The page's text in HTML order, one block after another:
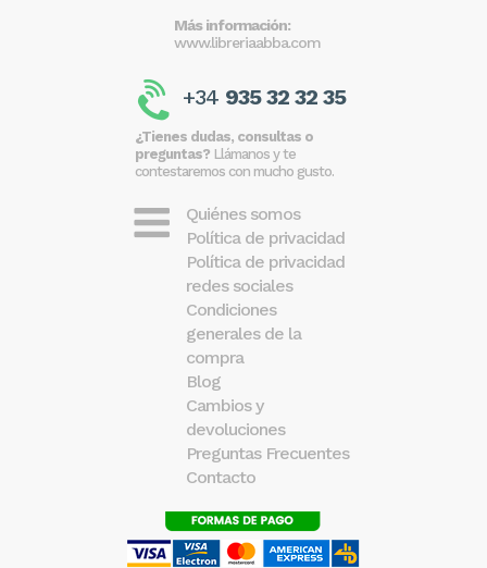
Más información:
www.libreriaabba.com
+34 935 32 32 35
¿Tienes dudas, consultas o
preguntas? Llámanos y te
contestaremos con mucho gusto.
Quiénes somos
Política de privacidad
Política de privacidad
redes sociales
Condiciones
generales de la
compra
Blog
Cambios y
devoluciones
Preguntas Frecuentes
Contacto